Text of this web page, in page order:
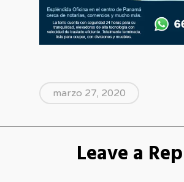
marzo 27, 2020
Leave a